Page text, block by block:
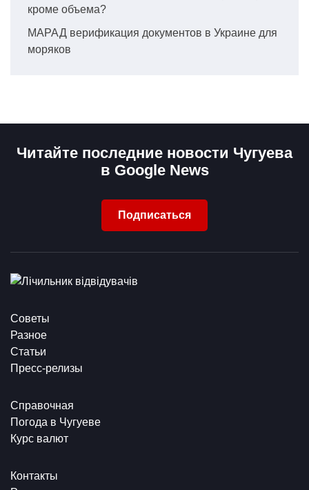
кроме объема?
МАРАД верификация документов в Украине для
моряков
Читайте последние новости Чугуева
в Google News
Подписаться
Советы
Разное
Статьи
Пресс-релизы
Справочная
Погода в Чугуеве
Курс валют
Контакты